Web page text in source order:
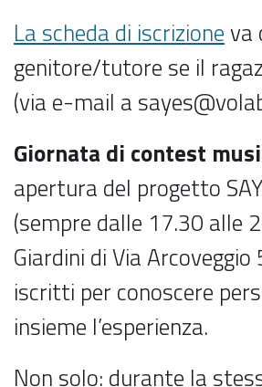
La scheda di iscrizioneva
genitore/tutore se il
(via e-mail a
Giornata di contest
apertura del progetto
(sempre dalle 17.30 alle
Giardini di Via
iscritti per conoscere
insieme l’esperienza.
Non solo: durante la